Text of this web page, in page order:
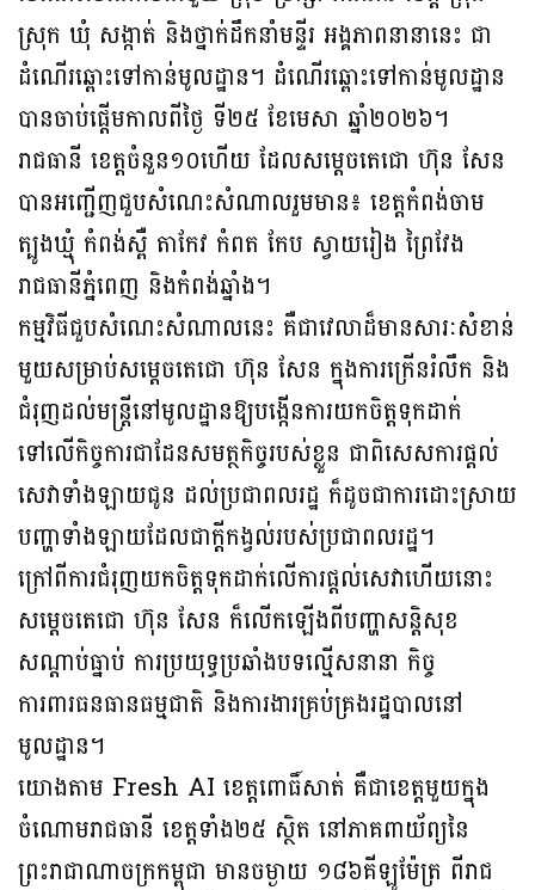
ស្រុក ឃុំ សង្កាត់ និងថ្នាក់ដឹកនាំមន្ទីរ អង្គភាពនានានេះ ជា
ដំណើរឆ្ពោះទៅ​កាន់​មូល​ដ្ឋាន។ ដំណើរឆ្ពោះទៅកាន់មូលដ្ឋាន
បានចាប់ផ្តើមកាលពីថ្ងៃ ទី២៥ ខែមេសា ឆ្នាំ២០២៦។
រាជធានី ខេត្តចំនួន១០ហើយ ដែលសម្តេចតេជោ ហ៊ុន សែន
បាន​អញ្ជើញជួប​សំណេះ​សំណាល​រួមមាន៖ ខេត្តកំពង់ចាម
ត្បូងឃ្មុំ កំពង់ស្ពឺ តាកែវ កំពត កែប ស្វាយរៀង ព្រៃវែង
រាជធានីភ្នំពេញ និងកំពង់ឆ្នាំង។
កម្មវិធីជួបសំណេះសំណាលនេះ គឺជាវេលាដ៏មានសារៈសំខាន់
មួយសម្រាប់សម្តេចតេជោ ហ៊ុន សែន ក្នុងការក្រើនរំលឹក និង
ជំរុញដល់មន្ត្រីនៅមូលដ្ឋានឱ្យបង្កើនការយកចិត្តទុក​ដាក់​
ទៅលើកិច្ច​ការជាដែនសមត្ថកិច្ចរបស់ខ្លួន ជាពិសេសការផ្តល់
សេវាទាំងឡាយជូន ដល់​ប្រជាពលរដ្ឋ ក៏ដូច​ជា​ការដោះស្រាយ
បញ្ហាទាំងឡាយដែលជាក្តីកង្វល់របស់ប្រជា​ពល​​រដ្ឋ។
ក្រៅពីការជំរុញយកចិត្តទុកដាក់លើការផ្តល់សេវាហើយនោះ
សម្តេចតេជោ ហ៊ុន សែន ក៏លើក​ឡើង​ពីបញ្ហាសន្តិសុខ
សណ្តាប់ធ្នាប់ ការប្រយុទ្ធប្រឆាំងបទល្មើសនានា កិច្ច
ការពារធន​ធាន​ធម្មជាតិ និងការងារគ្រប់គ្រងរដ្ឋបាលនៅ
មូលដ្ឋាន។
យោងតាម Fresh AI ខេត្តពោធិ៍សាត់ គឺជាខេត្តមួយក្នុង
ចំណោមរាជធានី ខេត្តទាំង២៥ ស្ថិត នៅ​ភាគពាយ័ព្យនៃ
ព្រះរាជាណាចក្រកម្ពុជា មានចម្ងាយ ១៨៦គីឡូម៉ែត្រ ពីរាជ